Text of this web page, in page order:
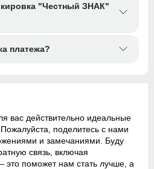
"Честный ЗНАК"
платежа?
вас действительно идеальные
поделитесь с нами
и замечаниями. Буду
связь, включая
это поможет нам стать лучше, а